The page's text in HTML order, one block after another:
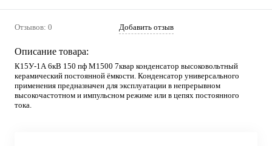
Отзывов: 0 Добавить отзыв
Описание товара:
К15У-1А 6кВ 150 пф М1500 7квар конденсатор высоковольтный
керамический постоянной ёмкости. Конденсатор универсального
применения предназначен для эксплуатации в непрерывном
высокочастотном и импульсном режиме или в цепях постоянного
тока.